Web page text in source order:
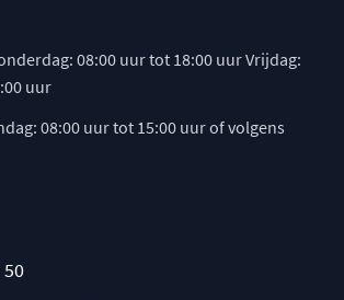
08:00 uur tot 18:00 uur Vrijdag:
uur
08:00 uur tot 15:00 uur of volgens
50